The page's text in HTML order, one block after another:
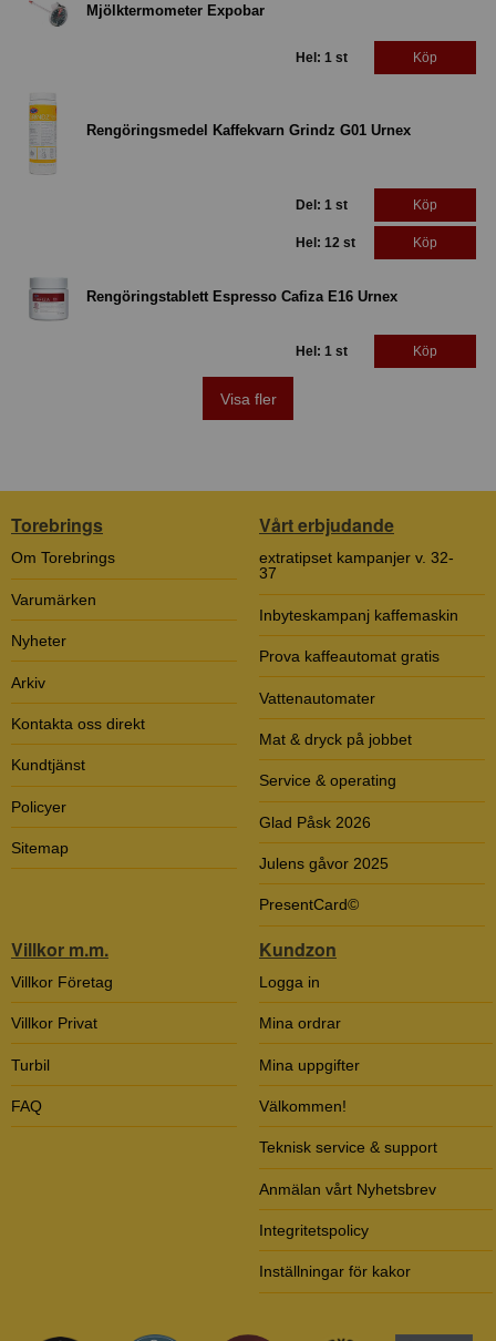
Mjölktermometer Expobar
Hel: 1 st Köp
Rengöringsmedel Kaffekvarn Grindz G01 Urnex
Del: 1 st Köp
Hel: 12 st Köp
Rengöringstablett Espresso Cafiza E16 Urnex
Hel: 1 st Köp
Visa fler
Torebrings
Om Torebrings
Varumärken
Nyheter
Arkiv
Kontakta oss direkt
Kundtjänst
Policyer
Sitemap
Vårt erbjudande
extratipset kampanjer v. 32-
37
Inbyteskampanj kaffemaskin
Prova kaffeautomat gratis
Vattenautomater
Mat & dryck på jobbet
Service & operating
Glad Påsk 2026
Julens gåvor 2025
PresentCard©
Villkor m.m.
Villkor Företag
Villkor Privat
Turbil
FAQ
Kundzon
Logga in
Mina ordrar
Mina uppgifter
Välkommen!
Teknisk service & support
Anmälan vårt Nyhetsbrev
Integritetspolicy
Inställningar för kakor